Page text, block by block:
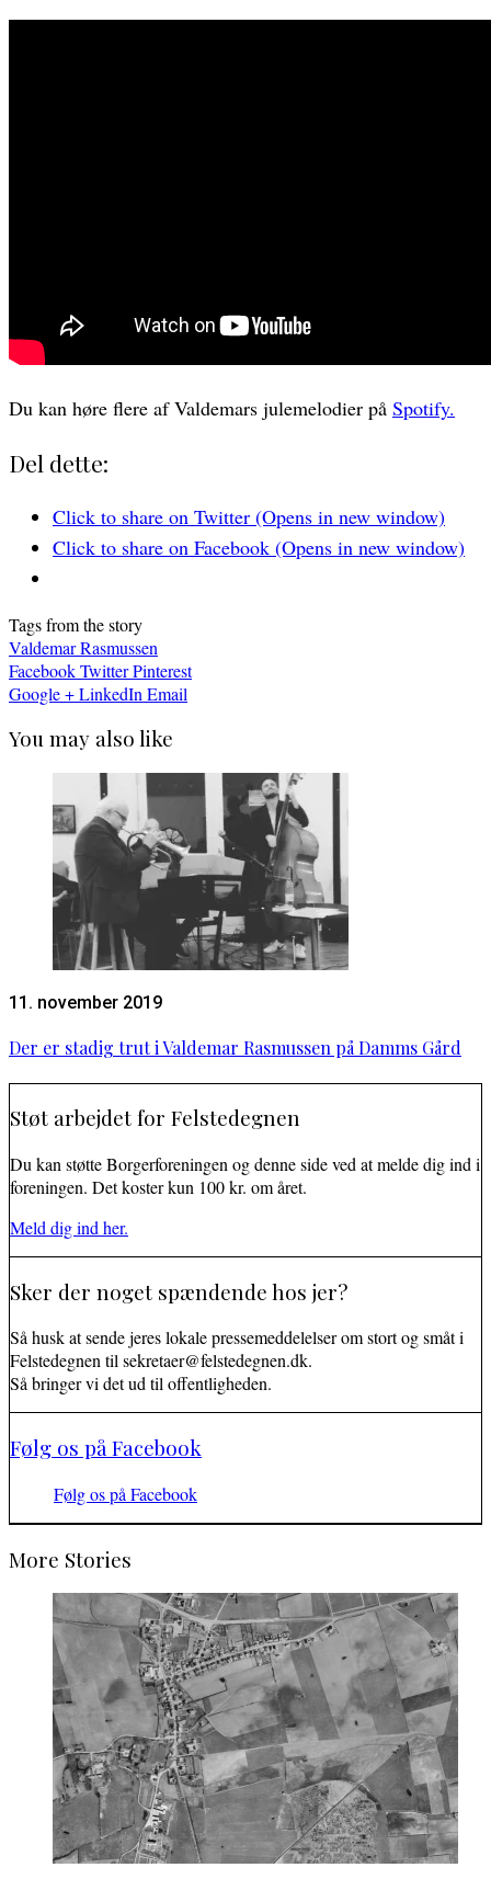
Du kan høre flere af Valdemars julemelodier på Spotify.
Del dette:
Click to share on Twitter (Opens in new window)
Click to share on Facebook (Opens in new window)
Tags from the story
Valdemar Rasmussen
FacebookTwitterPinterest
Google +LinkedIn Email
You may also like
11. november 2019
Der er stadig trut i Valdemar Rasmussen på Damms Gård
Støt arbejdet for Felstedegnen
Du kan støtte Borgerforeningen og denne side ved at melde dig ind i
foreningen. Det koster kun 100 kr. om året.
Meld dig ind her.
Sker der noget spændende hos jer?
Så husk at sende jeres lokale pressemeddelelser om stort og småt i
Felstedegnen til sekretaer@felstedegnen.dk.
Så bringer vi det ud til offentligheden.
Følg os på Facebook
Følg os på Facebook
More Stories